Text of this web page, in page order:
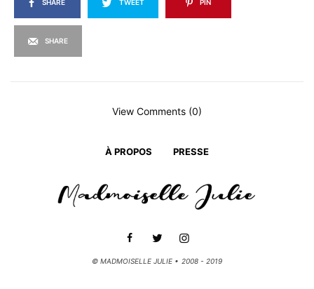
SHARE TWEET PIN
SHARE
View Comments (0)
À PROPOS PRESSE
© MADMOISELLE JULIE • 2008 - 2019